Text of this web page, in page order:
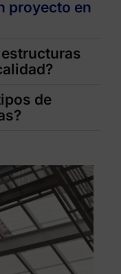
proyecto en
de